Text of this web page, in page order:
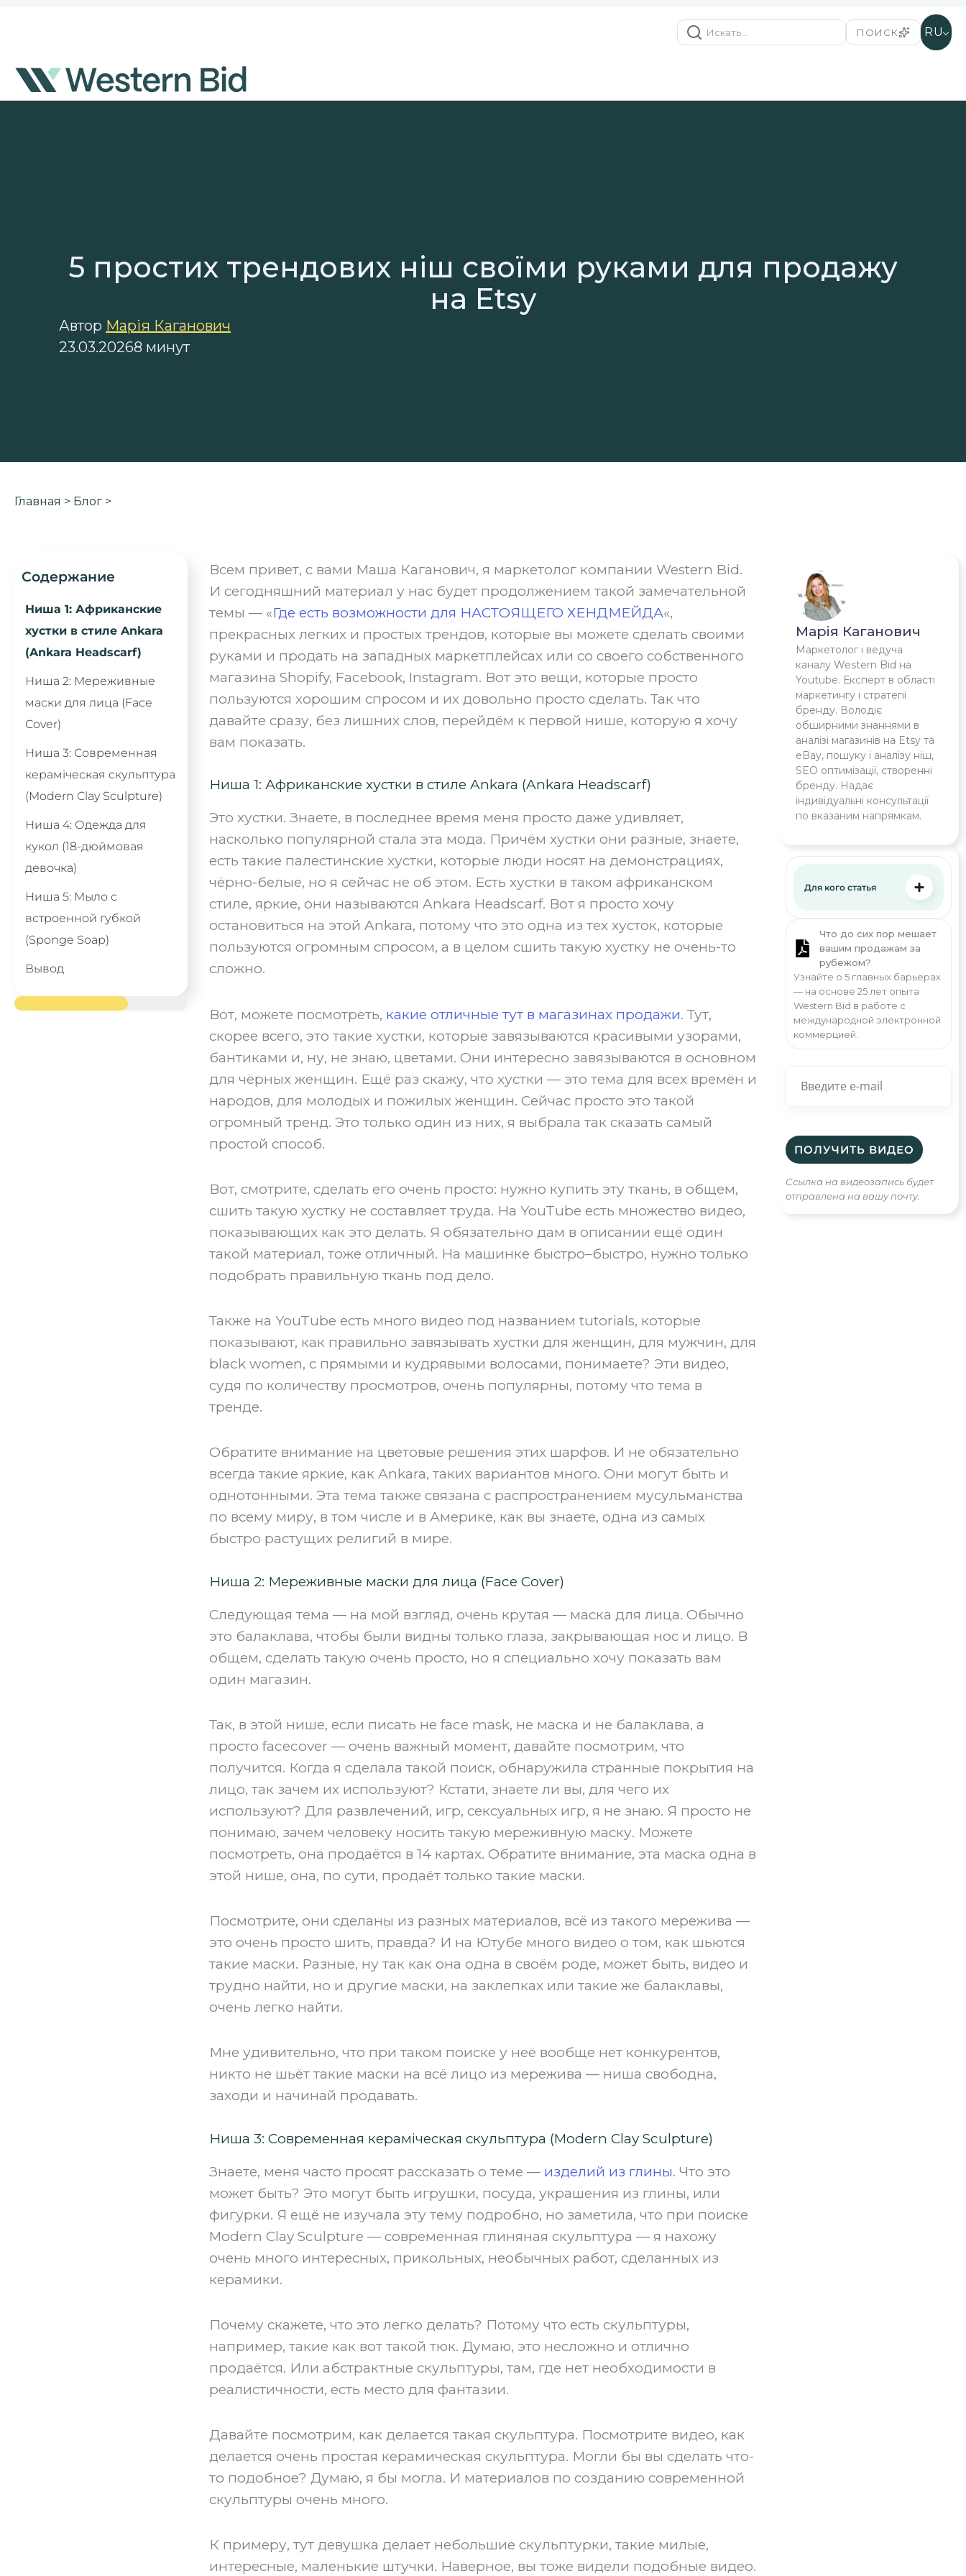
ПОИСК RU
5 простих трендових ніш своїми руками для продажу
на Etsy
Автор Марія Каганович
23.03.20268 минут
Главная > Блог >
Содержание
Ниша 1: Африканские
хустки в стиле Ankara
(Ankara Headscarf)
Ниша 2: Мереживные
маски для лица (Face
Cover)
Ниша 3: Современная
кераміческая скульптура
(Modern Clay Sculpture)
Ниша 4: Одежда для
кукол (18-дюймовая
девочка)
Ниша 5: Мыло с
встроенной губкой
(Sponge Soap)
Вывод
Всем привет, с вами Маша Каганович, я маркетолог компании Western Bid.
И сегодняшний материал у нас будет продолжением такой замечательной
темы — «Где есть возможности для НАСТОЯЩЕГО ХЕНДМЕЙДА«,
прекрасных легких и простых трендов, которые вы можете сделать своими
руками и продать на западных маркетплейсах или со своего собственного
магазина Shopify, Facebook, Instagram. Вот это вещи, которые просто
пользуются хорошим спросом и их довольно просто сделать. Так что
давайте сразу, без лишних слов, перейдём к первой нише, которую я хочу
вам показать.
Ниша 1: Африканские хустки в стиле Ankara (Ankara Headscarf)
Это хустки. Знаете, в последнее время меня просто даже удивляет,
насколько популярной стала эта мода. Причём хустки они разные, знаете,
есть такие палестинские хустки, которые люди носят на демонстрациях,
чёрно-белые, но я сейчас не об этом. Есть хустки в таком африканском
стиле, яркие, они называются Ankara Headscarf. Вот я просто хочу
остановиться на этой Ankara, потому что это одна из тех хусток, которые
пользуются огромным спросом, а в целом сшить такую хустку не очень-то
сложно.
Вот, можете посмотреть, какие отличные тут в магазинах продажи. Тут,
скорее всего, это такие хустки, которые завязываются красивыми узорами,
бантиками и, ну, не знаю, цветами. Они интересно завязываются в основном
для чёрных женщин. Ещё раз скажу, что хустки — это тема для всех времён и
народов, для молодых и пожилых женщин. Сейчас просто это такой
огромный тренд. Это только один из них, я выбрала так сказать самый
простой способ.
Вот, смотрите, сделать его очень просто: нужно купить эту ткань, в общем,
сшить такую хустку не составляет труда. На YouTube есть множество видео,
показывающих как это делать. Я обязательно дам в описании ещё один
такой материал, тоже отличный. На машинке быстро–быстро, нужно только
подобрать правильную ткань под дело.
Также на YouTube есть много видео под названием tutorials, которые
показывают, как правильно завязывать хустки для женщин, для мужчин, для
black women, с прямыми и кудрявыми волосами, понимаете? Эти видео,
судя по количеству просмотров, очень популярны, потому что тема в
тренде.
Обратите внимание на цветовые решения этих шарфов. И не обязательно
всегда такие яркие, как Ankara, таких вариантов много. Они могут быть и
однотонными. Эта тема также связана с распространением мусульманства
по всему миру, в том числе и в Америке, как вы знаете, одна из самых
быстро растущих религий в мире.
Ниша 2: Мереживные маски для лица (Face Cover)
Следующая тема — на мой взгляд, очень крутая — маска для лица. Обычно
это балаклава, чтобы были видны только глаза, закрывающая нос и лицо. В
общем, сделать такую очень просто, но я специально хочу показать вам
один магазин.
Так, в этой нише, если писать не face mask, не маска и не балаклава, а
просто facecover — очень важный момент, давайте посмотрим, что
получится. Когда я сделала такой поиск, обнаружила странные покрытия на
лицо, так зачем их используют? Кстати, знаете ли вы, для чего их
используют? Для развлечений, игр, сексуальных игр, я не знаю. Я просто не
понимаю, зачем человеку носить такую мереживную маску. Можете
посмотреть, она продаётся в 14 картах. Обратите внимание, эта маска одна в
этой нише, она, по сути, продаёт только такие маски.
Посмотрите, они сделаны из разных материалов, всё из такого мережива —
это очень просто шить, правда? И на Ютубе много видео о том, как шьются
такие маски. Разные, ну так как она одна в своём роде, может быть, видео и
трудно найти, но и другие маски, на заклепках или такие же балаклавы,
очень легко найти.
Мне удивительно, что при таком поиске у неё вообще нет конкурентов,
никто не шьёт такие маски на всё лицо из мережива — ниша свободна,
заходи и начинай продавать.
Ниша 3: Современная кераміческая скульптура (Modern Clay Sculpture)
Знаете, меня часто просят рассказать о теме — изделий из глины. Что это
может быть? Это могут быть игрушки, посуда, украшения из глины, или
фигурки. Я ещё не изучала эту тему подробно, но заметила, что при поиске
Modern Clay Sculpture — современная глиняная скульптура — я нахожу
очень много интересных, прикольных, необычных работ, сделанных из
керамики.
Почему скажете, что это легко делать? Потому что есть скульптуры,
например, такие как вот такой тюк. Думаю, это несложно и отлично
продаётся. Или абстрактные скульптуры, там, где нет необходимости в
реалистичности, есть место для фантазии.
Давайте посмотрим, как делается такая скульптура. Посмотрите видео, как
делается очень простая керамическая скульптура. Могли бы вы сделать что-
то подобное? Думаю, я бы могла. И материалов по созданию современной
скульптуры очень много.
К примеру, тут девушка делает небольшие скульптурки, такие милые,
интересные, маленькие штучки. Наверное, вы тоже видели подобные видео.
Марія Каганович
Маркетолог і ведуча
каналу Western Bid на
Youtube. Експерт в області
маркетингу і стратегії
бренду. Володіє
обширними знаннями в
аналізі магазинів на Etsy та
eBay, пошуку і аналізу ніш,
SEO оптимізації, створенні
бренду. Надає
індивідуальні консультації
по вказаним напрямкам.
Для кого статья
Что до сих пор мешает
вашим продажам за
рубежом?
Узнайте о 5 главных барьерах
— на основе 25 лет опыта
Western Bid в работе с
международной электронной
коммерцией.
Ссылка на видеозапись будет
отправлена на вашу почту.